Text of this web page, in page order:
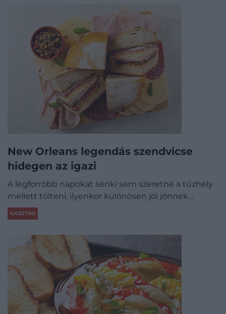
New Orleans legendás szendvicse
hidegen az igazi
A legforróbb napokat senki sem szeretné a tűzhely
mellett tölteni, ilyenkor különösen jól jönnek…
GASZTRO